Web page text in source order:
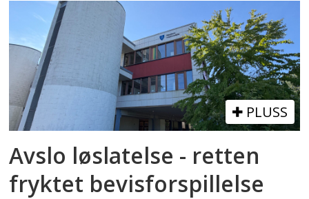
PLUSS
Avslo løslatelse - retten
fryktet bevisforspillelse